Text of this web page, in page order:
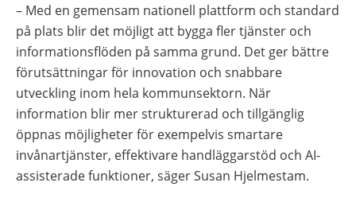
– Med en gemensam nationell plattform och standard
på plats blir det möjligt att bygga fler tjänster och
informationsflöden på samma grund. Det ger bättre
förutsättningar för innovation och snabbare
utveckling inom hela kommunsektorn. När
information blir mer strukturerad och tillgänglig
öppnas möjligheter för exempelvis smartare
invånartjänster, effektivare handläggarstöd och AI-
assisterade funktioner, säger Susan Hjelmestam.